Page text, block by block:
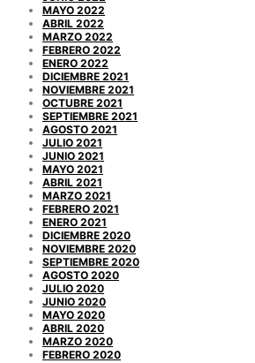
MAYO 2022
ABRIL 2022
MARZO 2022
FEBRERO 2022
ENERO 2022
DICIEMBRE 2021
NOVIEMBRE 2021
OCTUBRE 2021
SEPTIEMBRE 2021
AGOSTO 2021
JULIO 2021
JUNIO 2021
MAYO 2021
ABRIL 2021
MARZO 2021
FEBRERO 2021
ENERO 2021
DICIEMBRE 2020
NOVIEMBRE 2020
SEPTIEMBRE 2020
AGOSTO 2020
JULIO 2020
JUNIO 2020
MAYO 2020
ABRIL 2020
MARZO 2020
FEBRERO 2020